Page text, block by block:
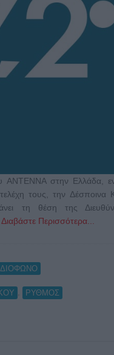
στην Ελλάδα,
τους, την Δέσποινα
τη θέση της
Διαβάστε Περισσότερα...
ΡΥΘΜΟΣ